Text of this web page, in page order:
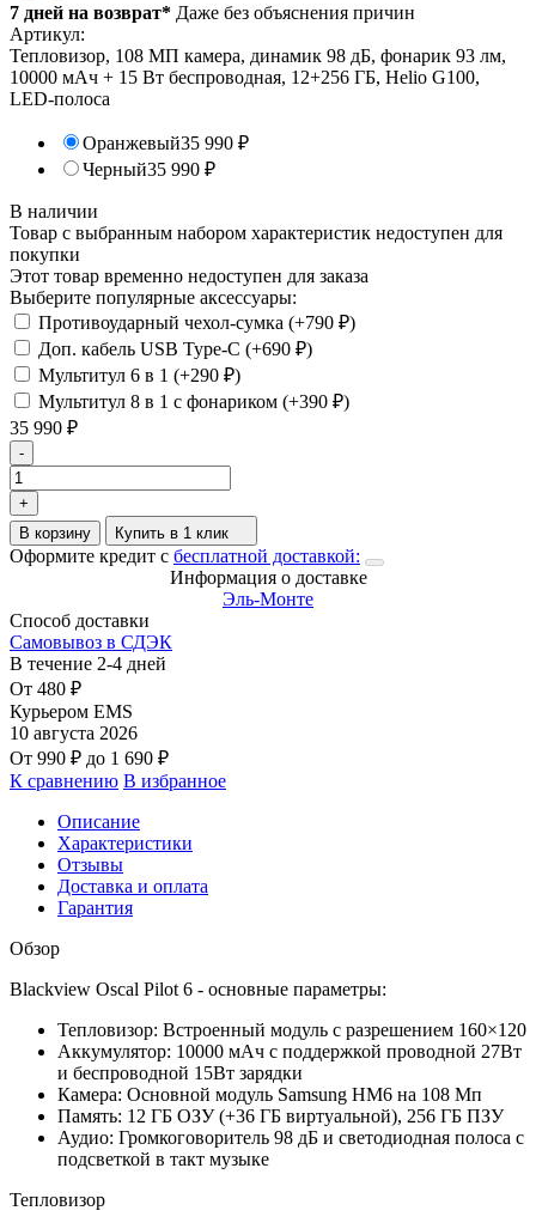
7 дней на возврат* Даже без объяснения причин
Артикул:
Тепловизор, 108 МП камера, динамик 98 дБ, фонарик 93 лм,
10000 мАч + 15 Вт беспроводная, 12+256 ГБ, Helio G100,
LED-полоса
Оранжевый35 990 ₽
Черный35 990 ₽
В наличии
Товар с выбранным набором характеристик недоступен для
покупки
Этот товар временно недоступен для заказа
Выберите популярные аксессуары:
Противоударный чехол-сумка (+790 ₽)
Доп. кабель USB Type-C (+690 ₽)
Мультитул 6 в 1 (+290 ₽)
Мультитул 8 в 1 с фонариком (+390 ₽)
35 990 ₽
-
+
В корзину
Купить в 1 клик
Оформите кредит с бесплатной доставкой:
Информация о доставке
Эль-Монте
Способ доставки
Самовывоз в СДЭК
В течение 2-4 дней
От 480 ₽
Курьером EMS
10 августа 2026
От 990 ₽ до 1 690 ₽
К сравнению В избранное
Описание
Характеристики
Отзывы
Доставка и оплата
Гарантия
Обзор
Blackview Oscal Pilot 6 - основные параметры:
Тепловизор: Встроенный модуль с разрешением 160×120
Аккумулятор: 10000 мАч с поддержкой проводной 27Вт
и беспроводной 15Вт зарядки
Камера: Основной модуль Samsung HM6 на 108 Мп
Память: 12 ГБ ОЗУ (+36 ГБ виртуальной), 256 ГБ ПЗУ
Аудио: Громкоговоритель 98 дБ и светодиодная полоса с
подсветкой в такт музыке
Тепловизор